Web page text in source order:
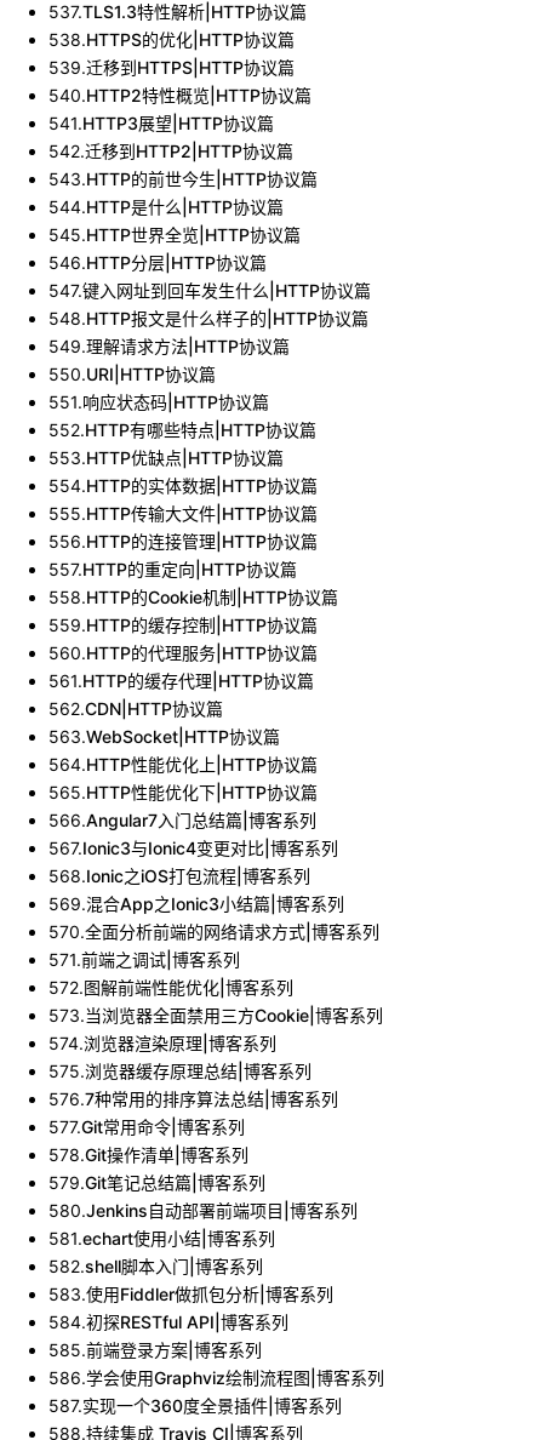
537.TLS1.3特性解析|HTTP协议篇
538.HTTPS的优化|HTTP协议篇
539.迁移到HTTPS|HTTP协议篇
540.HTTP2特性概览|HTTP协议篇
541.HTTP3展望|HTTP协议篇
542.迁移到HTTP2|HTTP协议篇
543.HTTP的前世今生|HTTP协议篇
544.HTTP是什么|HTTP协议篇
545.HTTP世界全览|HTTP协议篇
546.HTTP分层|HTTP协议篇
547.键入网址到回车发生什么|HTTP协议篇
548.HTTP报文是什么样子的|HTTP协议篇
549.理解请求方法|HTTP协议篇
550.URI|HTTP协议篇
551.响应状态码|HTTP协议篇
552.HTTP有哪些特点|HTTP协议篇
553.HTTP优缺点|HTTP协议篇
554.HTTP的实体数据|HTTP协议篇
555.HTTP传输大文件|HTTP协议篇
556.HTTP的连接管理|HTTP协议篇
557.HTTP的重定向|HTTP协议篇
558.HTTP的Cookie机制|HTTP协议篇
559.HTTP的缓存控制|HTTP协议篇
560.HTTP的代理服务|HTTP协议篇
561.HTTP的缓存代理|HTTP协议篇
562.CDN|HTTP协议篇
563.WebSocket|HTTP协议篇
564.HTTP性能优化上|HTTP协议篇
565.HTTP性能优化下|HTTP协议篇
566.Angular7入门总结篇|博客系列
567.Ionic3与Ionic4变更对比|博客系列
568.Ionic之iOS打包流程|博客系列
569.混合App之Ionic3小结篇|博客系列
570.全面分析前端的网络请求方式|博客系列
571.前端之调试|博客系列
572.图解前端性能优化|博客系列
573.当浏览器全面禁用三方Cookie|博客系列
574.浏览器渲染原理|博客系列
575.浏览器缓存原理总结|博客系列
576.7种常用的排序算法总结|博客系列
577.Git常用命令|博客系列
578.Git操作清单|博客系列
579.Git笔记总结篇|博客系列
580.Jenkins自动部署前端项目|博客系列
581.echart使用小结|博客系列
582.shell脚本入门|博客系列
583.使用Fiddler做抓包分析|博客系列
584.初探RESTful API|博客系列
585.前端登录方案|博客系列
586.学会使用Graphviz绘制流程图|博客系列
587.实现一个360度全景插件|博客系列
588.持续集成 Travis CI|博客系列